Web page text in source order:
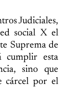
Judiciales,
social X el
Suprema de
cumplir esta
sino que
cárcel por el